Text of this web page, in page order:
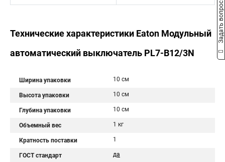
Технические характеристики Eaton Модульный
автоматический выключатель PL7-B12/3N
Ширина упаковки 10 см
Высота упаковки 10 см
Глубина упаковки 10 см
Объемный вес 1 кг
Кратность поставки 1
ГОСТ стандарт да
Задать вопрос